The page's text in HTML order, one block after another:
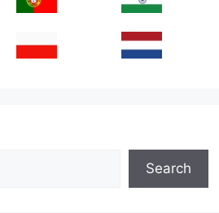
Search